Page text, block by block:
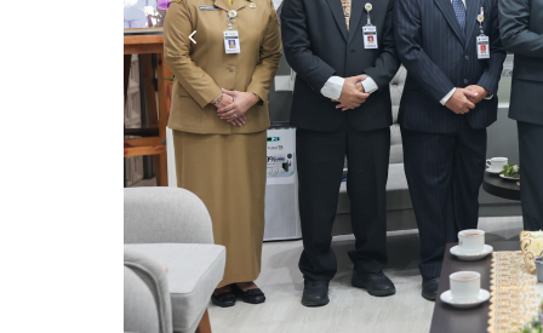
Previous